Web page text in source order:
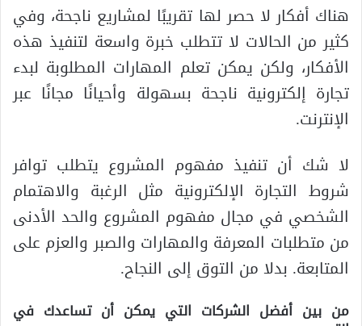
هناك أفكار لا حصر لها تقريبًا لمشاريع ناجحة، وفي
كثير من الحالات لا تتطلب خبرة واسعة لتنفيذ هذه
الأفكار، ولكن يمكن تعلم المهارات المطلوبة لبدء
تجارة إلكترونية ناجحة بسهولة وأحيانًا مجانًا عبر
الإنترنت.
لا شك أن تنفيذ مفهوم المشروع يتطلب توافر
شروط التجارة الإلكترونية مثل الرغبة والاهتمام
الشخصي في مجال مفهوم المشروع والحد الأدنى
من متطلبات المعرفة والمهارات والصبر والعزم على
المتابعة. بدلا من التوق إلى النجاح.
من بين أفضل الشركات التي يمكن أن تساعدك في